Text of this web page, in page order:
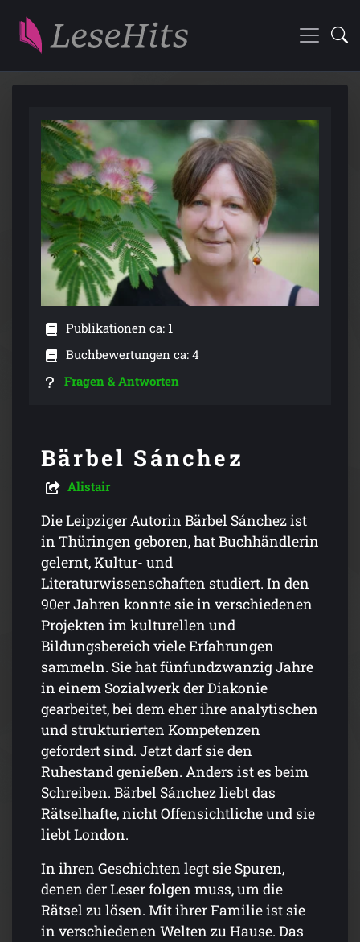
Publikationen ca: 1
Buchbewertungen ca: 4
Fragen & Antworten
Bärbel Sánchez
Alistair
Die Leipziger Autorin Bärbel Sánchez ist
in Thüringen geboren, hat Buchhändlerin
gelernt, Kultur- und
Literaturwissenschaften studiert. In den
90er Jahren konnte sie in verschiedenen
Projekten im kulturellen und
Bildungsbereich viele Erfahrungen
sammeln. Sie hat fünfundzwanzig Jahre
in einem Sozialwerk der Diakonie
gearbeitet, bei dem eher ihre analytischen
und strukturierten Kompetenzen
gefordert sind. Jetzt darf sie den
Ruhestand genießen. Anders ist es beim
Schreiben. Bärbel Sánchez liebt das
Rätselhafte, nicht Offensichtliche und sie
liebt London.
In ihren Geschichten legt sie Spuren,
denen der Leser folgen muss, um die
Rätsel zu lösen. Mit ihrer Familie ist sie
in verschiedenen Welten zu Hause. Das